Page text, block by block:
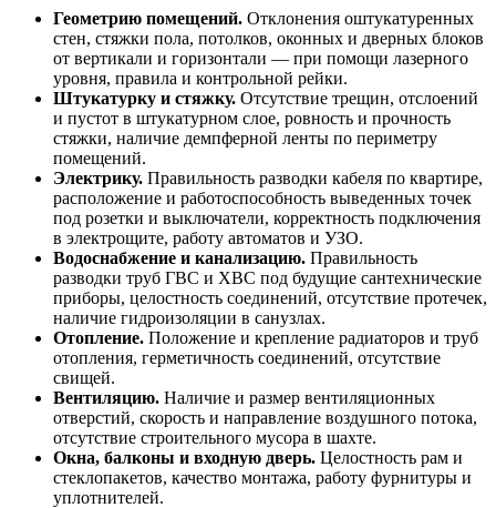
Геометрию помещений. Отклонения оштукатуренных
стен, стяжки пола, потолков, оконных и дверных блоков
от вертикали и горизонтали — при помощи лазерного
уровня, правила и контрольной рейки.
Штукатурку и стяжку. Отсутствие трещин, отслоений
и пустот в штукатурном слое, ровность и прочность
стяжки, наличие демпферной ленты по периметру
помещений.
Электрику. Правильность разводки кабеля по квартире,
расположение и работоспособность выведенных точек
под розетки и выключатели, корректность подключения
в электрощите, работу автоматов и УЗО.
Водоснабжение и канализацию. Правильность
разводки труб ГВС и ХВС под будущие сантехнические
приборы, целостность соединений, отсутствие протечек,
наличие гидроизоляции в санузлах.
Отопление. Положение и крепление радиаторов и труб
отопления, герметичность соединений, отсутствие
свищей.
Вентиляцию. Наличие и размер вентиляционных
отверстий, скорость и направление воздушного потока,
отсутствие строительного мусора в шахте.
Окна, балконы и входную дверь. Целостность рам и
стеклопакетов, качество монтажа, работу фурнитуры и
уплотнителей.